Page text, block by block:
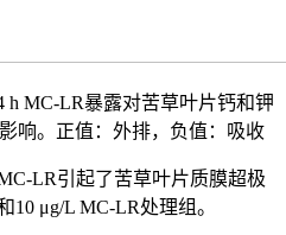
h MC-LR暴露对苦草叶片钙和钾
响。正值：外排，负值：吸收
LR引起了苦草叶片质膜超极
10 μg/L MC-LR处理组。